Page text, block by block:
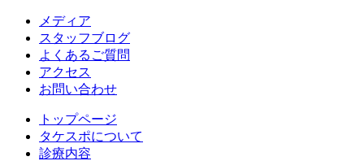
メディア
スタッフブログ
よくあるご質問
アクセス
お問い合わせ
トップページ
タケスポについて
診療内容